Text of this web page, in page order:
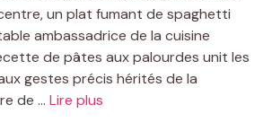
un plat fumant de spaghetti
ambassadrice de la cuisine
de pâtes aux palourdes unit les
gestes précis hérités de la
de ... Lire plus